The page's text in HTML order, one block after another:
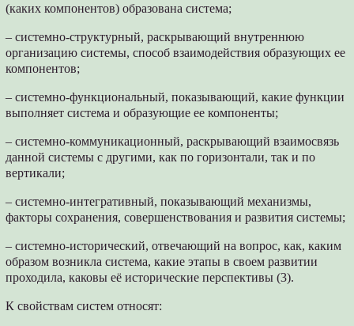
(каких компонентов) образована система;
– системно-структурный, раскрывающий внутреннюю
организацию системы, способ взаимодействия образующих ее
компонентов;
– системно-функциональный, показывающий, какие функции
выполняет система и образующие ее компоненты;
– системно-коммуникационный, раскрывающий взаимосвязь
данной системы с другими, как по горизонтали, так и по
вертикали;
– системно-интегративный, показывающий механизмы,
факторы сохранения, совершенствования и развития системы;
– системно-исторический, отвечающий на вопрос, как, каким
образом возникла система, какие этапы в своем развитии
проходила, каковы её исторические перспективы (3).
К свойствам систем относят: